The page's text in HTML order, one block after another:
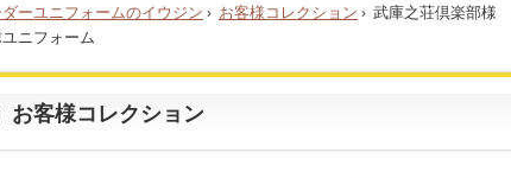
ーユニフォームのイウジン › お客様コレクション › 武庫之荘倶楽部
ニフォーム
お客様コレクション